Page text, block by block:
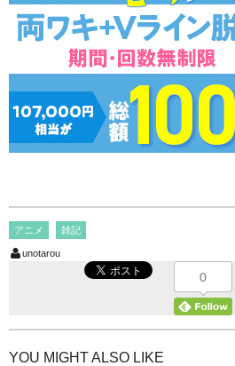
アニメ 雑記
unotarou
0
YOU MIGHT ALSO LIKE